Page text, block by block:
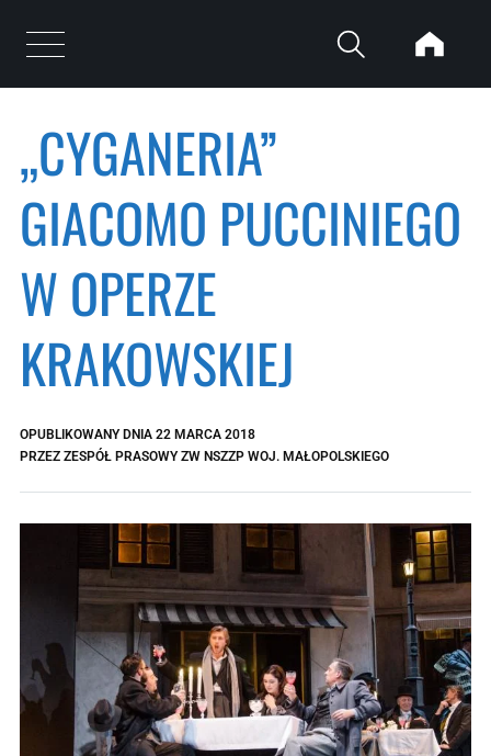
Otwórz menu
„CYGANERIA”
GIACOMO PUCCINIEGO
W OPERZE
KRAKOWSKIEJ
OPUBLIKOWANY DNIA 22 MARCA 2018
PRZEZ ZESPÓŁ PRASOWY ZW NSZZP WOJ. MAŁOPOLSKIEGO